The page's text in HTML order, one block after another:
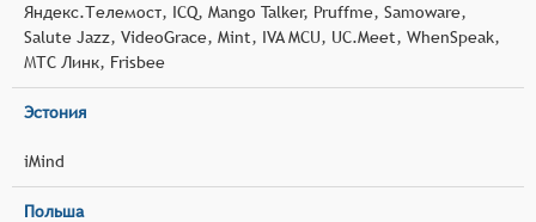
Яндекс.Телемост, ICQ, Mango Talker, Pruffme, Samoware,
Salute Jazz, VideoGrace, Mint, IVA MCU, UC.Meet, WhenSpeak,
МТС Линк, Frisbee
Эстония
iMind
Польша